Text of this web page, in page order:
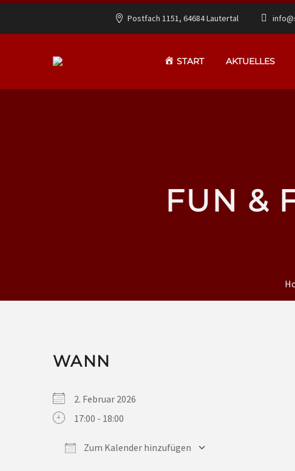
Postfach 1151, 64684 Lautertal
START AKTUELLES
FUN &
WANN
2. Februar 2026
17:00 - 18:00
Zum Kalender hinzufügen